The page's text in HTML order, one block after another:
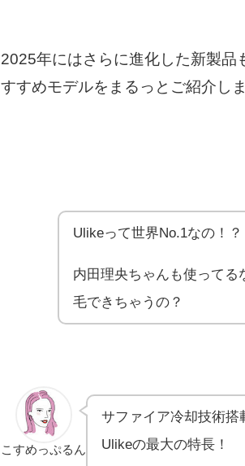
2025年にはさらに進化した新製品
すすめモデルをまるっとご紹介しま
Ulikeって世界No.1なの！？
内田理央ちゃんも使って
毛できちゃうの？
こすめっぷるん
サファイア冷却技術搭
Ulikeの最大の特長！